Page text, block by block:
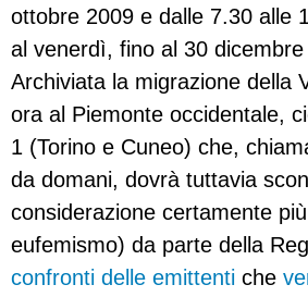
ottobre 2009 e dalle 7.30 alle
al venerdì, fino al 30 dicembre
Archiviata la migrazione della
ora al Piemonte occidentale,
1 (Torino e Cuneo) che,
da domani, dovrà tuttavia
considerazione certamente
eufemismo) da parte della
confronti delle emittenti che